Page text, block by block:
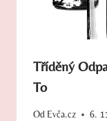
Tříděný
To
Od Evča.cz 6.